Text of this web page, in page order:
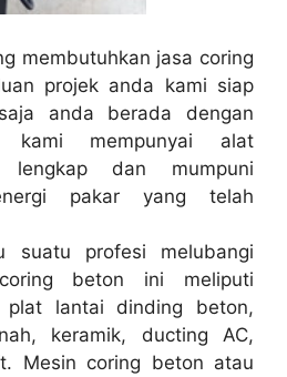
membutuhkan jasa coring
projek anda kami siap
anda berada dengan
kami mempunyai alat
lengkap dan mumpuni
pakar yang telah
suatu profesi melubangi
beton ini meliputi
plat lantai dinding beton,
keramik, ducting AC,
Mesin coring beton atau